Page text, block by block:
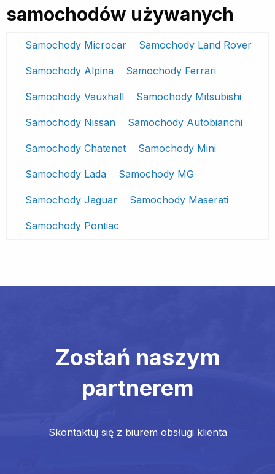
samochodów używanych
Samochody Microcar Samochody Land Rover
Samochody Alpina Samochody Ferrari
Samochody Vauxhall Samochody Mitsubishi
Samochody Nissan Samochody Autobianchi
Samochody Chatenet Samochody Mini
Samochody Lada Samochody MG
Samochody Jaguar Samochody Maserati
Samochody Pontiac
Zostań naszym
partnerem
Skontaktuj się z biurem obsługi klienta